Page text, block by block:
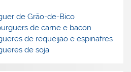
de Grão-de-Bico
de carne e bacon
de requeijão e espinafres
de soja